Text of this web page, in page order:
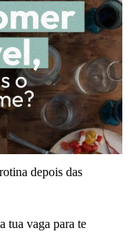
depois das
tua vaga para te